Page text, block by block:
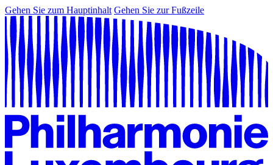
Gehen Sie zum Hauptinhalt Gehen Sie zur Fußzeile